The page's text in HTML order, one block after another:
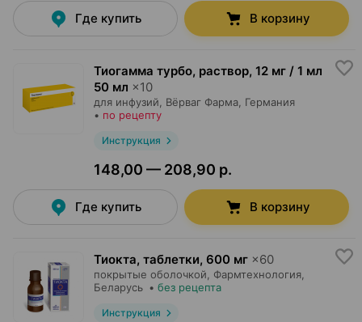
Где купить В корзину
Тиогамма турбо, раствор, 12 мг / 1 мл
50 мл ×10
для инфузий, Вёрваг Фарма , Германия
• по рецепту
Инструкция
148,00 — 208,90 р.
Где купить В корзину
Тиокта, таблетки, 600 мг ×60
покрытые оболочкой, Фармтехнология
Беларусь • без рецепта
Инструкция